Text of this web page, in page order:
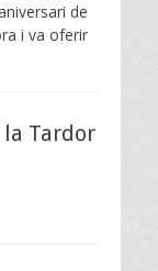
de
i va oferir
la Tardor